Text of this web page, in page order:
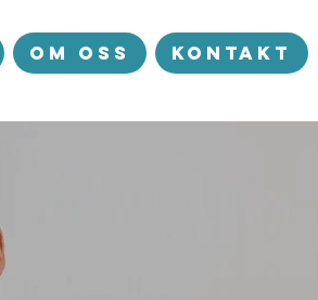
OM OSS Kontakt